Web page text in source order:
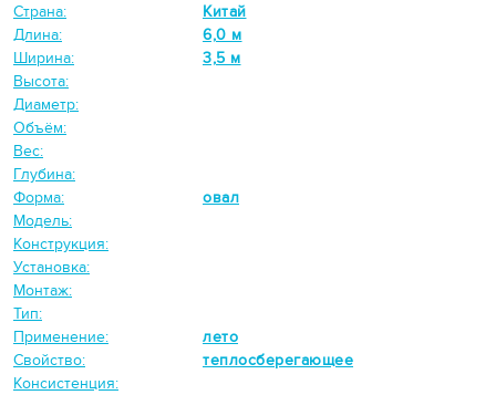
Страна:
Китай
Длина:
6,0 м
Ширина:
3,5 м
Высота:
Диаметр:
Объём:
Вес:
Глубина:
Форма:
овал
Модель:
Конструкция:
Установка:
Монтаж:
Тип:
Применение:
лето
Свойство:
теплосберегающее
Консистенция: